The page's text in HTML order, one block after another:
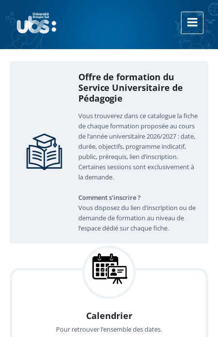
contenu
navigation
principale
footer
Offre de formation du
Service Universitaire de
Pédagogie
Vous trouverez dans ce catalogue la fiche
de chaque formation proposée au cours
de l’année universitaire 2026/2027 : date,
durée, objectifs, programme indicatif,
public, prérequis, lien d’inscription.
Certaines sessions sont exclusivement à
la demande.
Comment s’inscrire ?
Vous disposez du lien d’inscription ou de
demande de formation au niveau de
l’espace dédié sur chaque fiche.
Calendrier
Pour retrouver l’ensemble des dates.